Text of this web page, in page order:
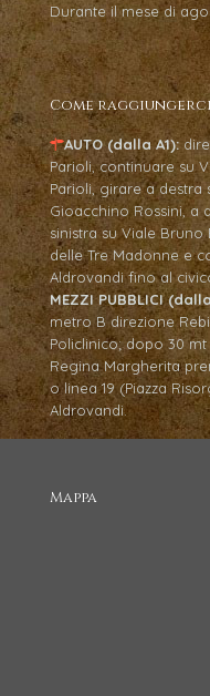
Durante il mese di
Come
AUTO (dalla A1):
Parioli, continuare su
Parioli, girare a destra
Gioacchino Rossini, a
sinistra su Viale Bruno
delle Tre Madonne e
Aldrovandi fino al
MEZZI PUBBLICI
metro B direzione
Policlinico; dopo 30
Regina Margherita
o linea 19 (Piazza
Aldrovandi.
Mappa